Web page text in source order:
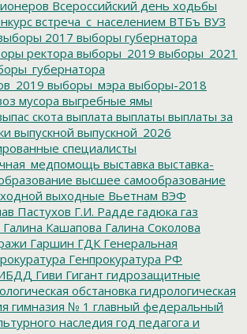
Всероссийский день ходьбы
встреча_с_населением ВТБъ ВУЗ
2017 выборы губернатора
ректора выборы_2019 выборы_2021
выборы_мэра выборы-2018
мусора выгребные ямы
скота выплата выплаты выплаты за
выпускной выпускной_2026
специалисты
выставка выставка-
высшее самообразование
выходные Вьетнам ВЭФ
Пастухов Г.И. Радде гадюка газ
Галина Кашапова Галина Соколова
Гаршин ГДК Генеральная
Генпрокуратура РФ
Гиви Гигант гидрозащитные
обстановка гидрологическая
гимназия № 1 главный федеральный
наследия год педагога и